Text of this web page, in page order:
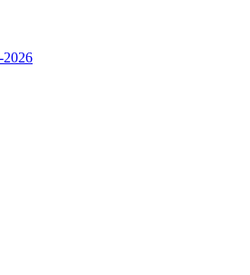
2026